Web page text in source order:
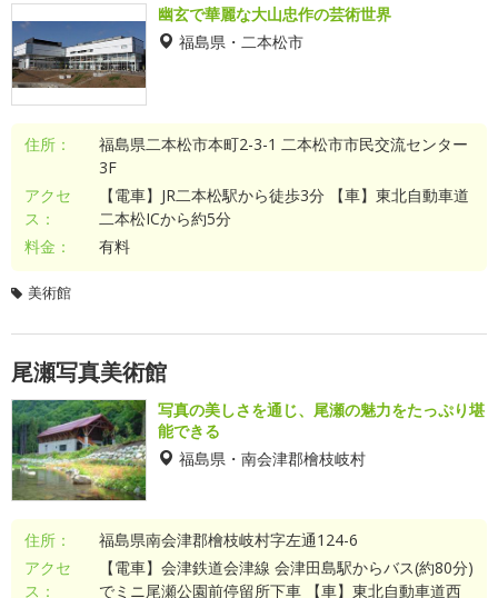
幽玄で華麗な大山忠作の芸術世界
福島県・二本松市
住所：
福島県二本松市本町2-3-1 二本松市市民交流センター
3F
アクセ
ス：
【電車】JR二本松駅から徒歩3分 【車】東北自動車道
二本松ICから約5分
料金：
有料
美術館
尾瀬写真美術館
写真の美しさを通じ、尾瀬の魅力をたっぷり堪
能できる
福島県・南会津郡檜枝岐村
住所：
福島県南会津郡檜枝岐村字左通124-6
アクセ
ス：
【電車】会津鉄道会津線 会津田島駅からバス(約80分)
でミニ尾瀬公園前停留所下車 【車】東北自動車道西